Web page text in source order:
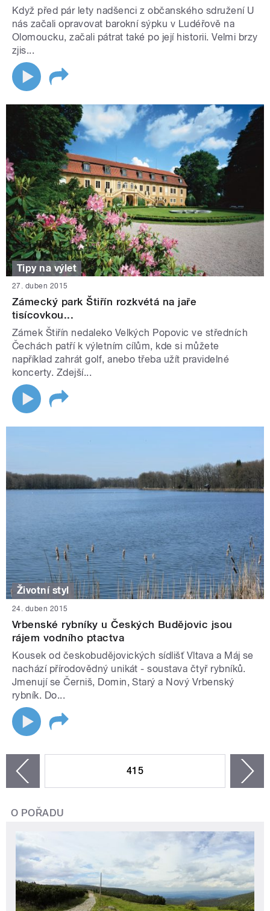
Když před pár lety nadšenci z občanského sdružení U
nás začali opravovat barokní sýpku v Ludéřově na
Olomoucku, začali pátrat také po její historii. Velmi brzy
zjis...
Tipy na výlet
27. duben 2015
Zámecký park Štiřín rozkvétá na jaře
tisícovkou...
Zámek Štiřín nedaleko Velkých Popovic ve středních
Čechách patří k výletním cílům, kde si můžete
například zahrát golf, anebo třeba užít pravidelné
koncerty. Zdejší...
Životní styl
24. duben 2015
Vrbenské rybníky u Českých Budějovic jsou
rájem vodního ptactva
Kousek od českobudějovických sídlišť Vltava a Máj se
nachází přírodovědný unikát - soustava čtyř rybníků.
Jmenují se Černiš, Domin, Starý a Nový Vrbenský
rybník. Do...
415
O POŘADU